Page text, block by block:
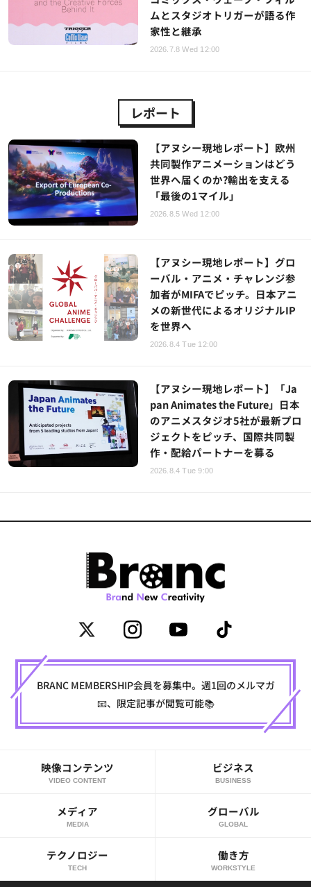
ムとスタジオトリガーが語る作
家性と継承
2026.7.8 Wed 12:00
レポート
【アヌシー現地レポート】欧州
共同製作アニメーションはどう
世界へ届くのか?輸出を支える
「最後の1マイル」
2026.8.5 Wed 12:00
【アヌシー現地レポート】グロ
ーバル・アニメ・チャレンジ参
加者がMIFAでピッチ。日本アニ
メの新世代によるオリジナルIP
を世界へ
2026.8.4 Tue 12:00
【アヌシー現地レポート】「Ja
pan Animates the Future」日本
のアニメスタジオ5社が最新プロ
ジェクトをピッチ、国際共同製
作・配給パートナーを募る
2026.8.4 Tue 9:00
BRANC MEMBERSHIP会員を募集中。週1回のメルマガ
📧、限定記事が閲覧可能📚
映像コンテンツ
VIDEO CONTENT
ビジネス
BUSINESS
メディア
MEDIA
グローバル
GLOBAL
テクノロジー
TECH
働き方
WORKSTYLE